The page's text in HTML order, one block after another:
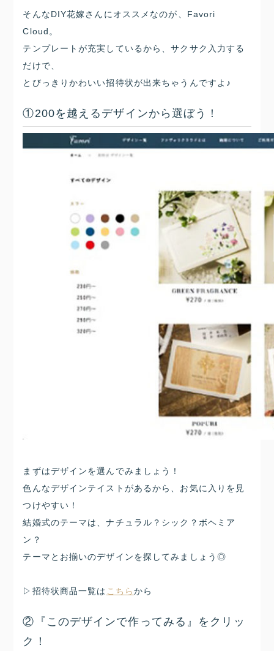
そんなDIY花嫁さんにオススメなのが、Favori
Cloud。
テンプレートが充実しているから、サクサク入力する
だけで、
とびっきりかわいい招待状が出来ちゃうんですよ♪
①200を越えるデザインから選ぼう！
まずはデザインを選んでみましょう！
色んなデザインテイストがあるから、お気に入りを見
つけやすい！
結婚式のテーマは、ナチュラル？シック？ボヘミア
ン？
テーマとお揃いのデザインを探してみましょう◎
▷招待状商品一覧は こちらから
②『このデザインで作ってみる』をクリッ
ク！